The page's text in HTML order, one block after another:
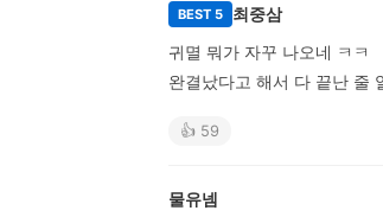
BEST 5
최중삼
귀멸 뭐가 자꾸 나오네 ㅋㅋ
완결났다고 해서 다 끝난 줄
👍 59
물유넴